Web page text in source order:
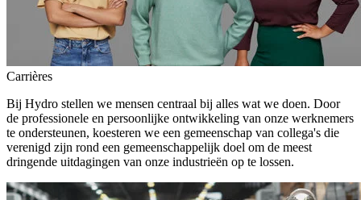
Carrières
Bij Hydro stellen we mensen centraal bij alles wat we doen. Door
de professionele en persoonlijke ontwikkeling van onze werknemers
te ondersteunen, koesteren we een gemeenschap van collega's die
verenigd zijn rond een gemeenschappelijk doel om de meest
dringende uitdagingen van onze industrieën op te lossen.